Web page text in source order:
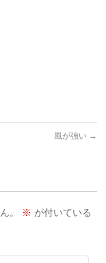
風が強い →
。 ※ が付いている